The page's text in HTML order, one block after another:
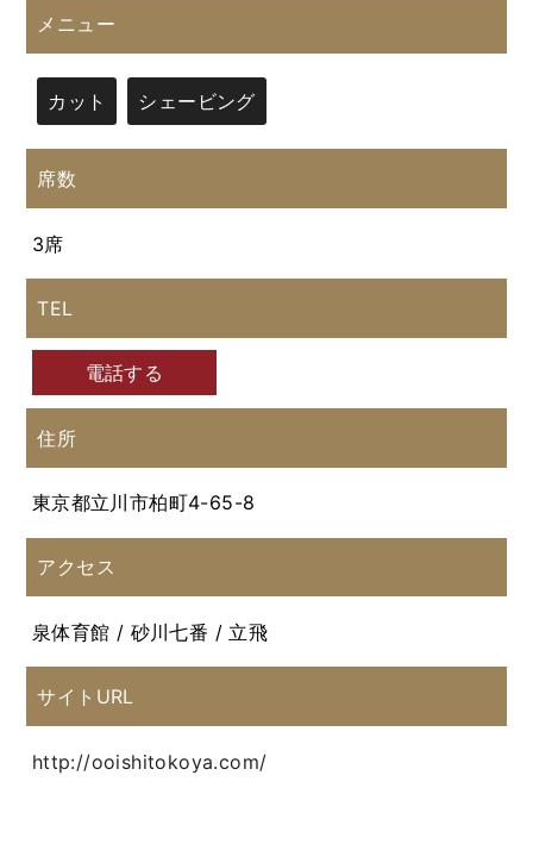
メニュー
カット シェービング
席数
3席
TEL
電話する
住所
東京都立川市柏町4-65-8
アクセス
泉体育館 / 砂川七番 / 立飛
サイトURL
http://ooishitokoya.com/